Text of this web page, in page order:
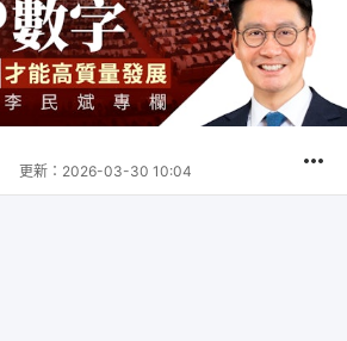
更新： 2026-03-30 10:04